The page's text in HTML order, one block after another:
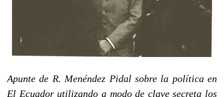
Apunte de R. Menéndez Pidal sobre la políti­ca en
El Ecuador utili­zando a modo de clave secreta los